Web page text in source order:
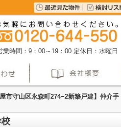
業時間：9：00～19：00 定休日：水曜日
市守山区永森町274−2新築戸建】仲介手